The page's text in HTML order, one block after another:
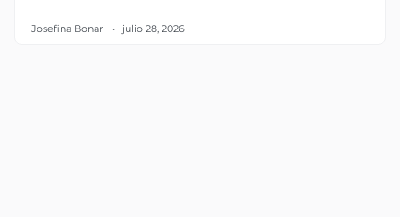
Josefina Bonari julio 28, 2026